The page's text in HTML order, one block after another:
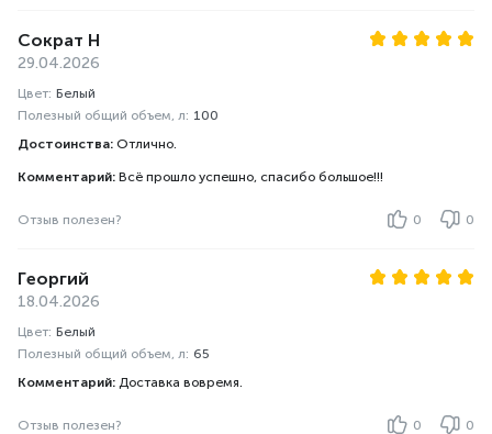
Сократ Н
29.04.2026
Цвет: Белый
Полезный общий объем, л: 100
Достоинства: Отлично.
Комментарий: Всё прошло успешно, спасибо большое!!!
Отзыв полезен? 0 0
Георгий
18.04.2026
Цвет: Белый
Полезный общий объем, л: 65
Комментарий: Доставка вовремя.
Отзыв полезен? 0 0